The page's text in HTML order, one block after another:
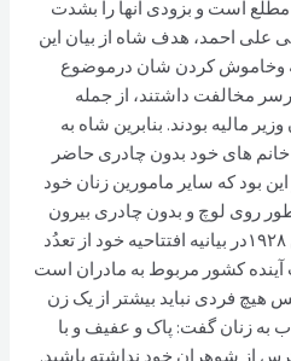
است و بزودی آنها را بشدت
علی احمد، هدف شاه از بیان این
وخاموش کردن شان درموضوع
مخالفت داشتند، از جمله
مالیه بودند. بنابرین شاه به
خانم های خود بدون چادری حاضر
بود که سایر مامورین زنان خود
روی لوچ و بدون چادری بیرون
می‌بردند. امان‌الله خان درجشن ١٩٢٨در بيانيه افتتاحيه خود از تعدُد
کشور مربوط به مادران است
هيچ فردى نبايد بيشتر از يک زن
به زنان گفت: پاک و عفيف و با
از شوهران خود نداشته باشيد.